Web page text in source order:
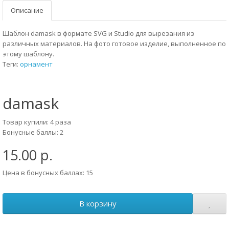
Описание
Шаблон damask в формате SVG и Studio для вырезания из
различных материалов. На фото готовое изделие, выполненное по
этому шаблону.
Теги: орнамент
damask
Товар купили: 4 раза
Бонусные баллы: 2
15.00 р.
Цена в бонусных баллах: 15
В корзину